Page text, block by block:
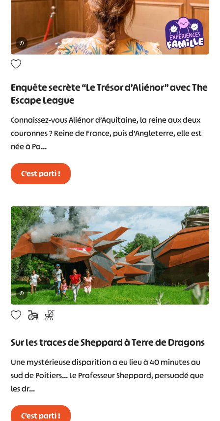
©
Enquête secrète “Le Trésor d’Aliénor” avec The
Escape League
Connaissez-vous Aliénor d’Aquitaine, la reine aux deux
couronnes ? Reine de France, puis d’Angleterre, elle est
née à Po…
C’est parti !
©
Sur les traces de Sheppard à Terre de Dragons
Une mystérieuse disparition a eu lieu à 40 minutes au
sud de Poitiers… Le Professeur Sheppard, persuadé que
les dr…
C’est parti !